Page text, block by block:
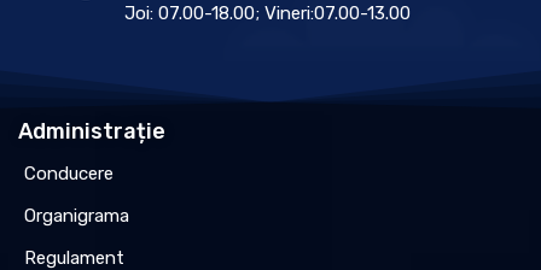
Joi: 07.00-18.00; Vineri:07.00-13.00
Administrație
Conducere
Organigrama
Regulament